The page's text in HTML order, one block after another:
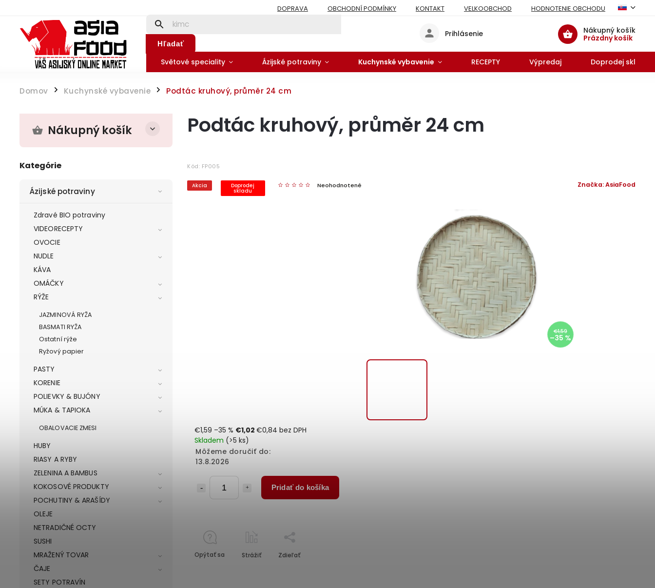
DOPRAVA OBCHODNÍ PODMÍNKY KONTAKT VELKOOBCHOD HODNOTENIE OBCHODU
Hľadať
Nákupný košík
Prázdny košík
Prihlásenie
Světové speciality Ázijské potraviny Kuchynské vybavenie RECEPTY Výpredaj Doprodej skladu
Domov / Kuchynské vybavenie / Podtác kruhový, průměr 24 cm
Nákupný košík
Kategórie
Ázijské potraviny
Zdravé BIO potraviny
VIDEORECEPTY
OVOCIE
NUDLE
KÁVA
OMÁČKY
RÝŽE
JAZMINOVÁ RYŽA
BASMATI RYŽA
Ostatní rýže
Ryžový papier
PASTY
KORENIE
POLIEVKY & BUJÓNY
MÚKA & TAPIOKA
OBALOVACIE ZMESI
HUBY
RIASY A RYBY
ZELENINA A BAMBUS
KOKOSOVÉ PRODUKTY
POCHUTINY & ARAŠÍDY
OLEJE
NETRADIČNÉ OCTY
SUSHI
MRAŽENÝ TOVAR
ČAJE
SETY POTRAVÍN
Podtác kruhový, průměr 24 cm
Kód: FP005
Akcia Doprodej
skladu
Neohodnotené Značka:AsiaFood
€1,59
–35 %
€1,59 –35 % €1,02 €0,84 bez DPH
Skladem (>5 ks)
Môžeme doručiť do:
13.8.2026
Pridať do košíka
Opýtať sa Strážiť Zdieľať